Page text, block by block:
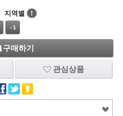
지역별
!
-1
구매하기
관심상품